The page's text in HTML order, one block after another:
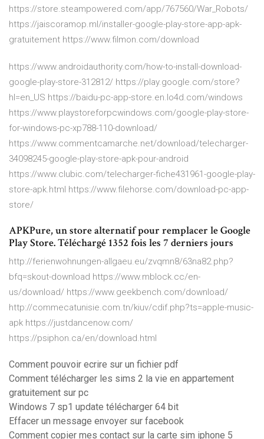
https://store.steampowered.com/app/767560/War_Robots/
https://jaiscoramop.ml/installer-google-play-store-app-apk-
gratuitement https://www.filmon.com/download
https://www.androidauthority.com/how-to-install-download-
google-play-store-312812/ https://play.google.com/store?
hl=en_US https://baidu-pc-app-store.en.lo4d.com/windows
https://www.playstoreforpcwindows.com/google-play-store-
for-windows-pc-xp788-110-download/
https://www.commentcamarche.net/download/telecharger-
34098245-google-play-store-apk-pour-android
https://www.clubic.com/telecharger-fiche431961-google-play-
store-apk.html https://www.filehorse.com/download-pc-app-
store/
APKPure, un store alternatif pour remplacer le Google
Play Store. Téléchargé 1352 fois les 7 derniers jours
http://ferienwohnungen-allgaeu.eu/zvqmn8/63na82.php?
bfq=skout-download https://www.mblock.cc/en-
us/download/ https://www.geekbench.com/download/
http://commecatunisie.com.tn/kiuv/cdif.php?ts=apple-music-
apk https://justdancenow.com/
https://psiphon.ca/en/download.html
Comment pouvoir ecrire sur un fichier pdf
Comment télécharger les sims 2 la vie en appartement
gratuitement sur pc
Windows 7 sp1 update télécharger 64 bit
Effacer un message envoyer sur facebook
Comment copier mes contact sur la carte sim iphone 5